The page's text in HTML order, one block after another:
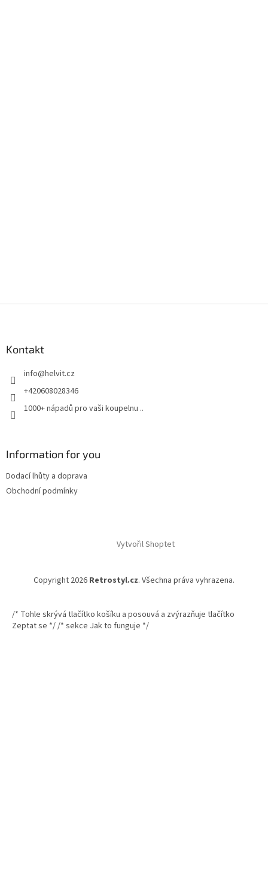
Kontakt
info@helvit.cz
+420608028346
1000+ nápadů pro vaši koupelnu ..
Information for you
Dodací lhůty a doprava
Obchodní podmínky
Vytvořil Shoptet
Copyright 2026 Retrostyl.cz. Všechna práva vyhrazena.
/* Tohle skrývá tlačítko košíku a posouvá a zvýrazňuje tlačítko
Zeptat se *//* sekce Jak to funguje */